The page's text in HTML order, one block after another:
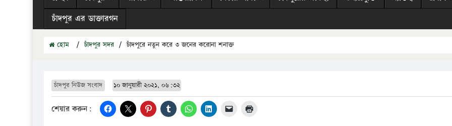
চাঁদপুর এর ডাক্তারগন
হোম / চাঁদপুর সদর / চাঁদপুরে নতুন করে ৩ জনের করোনা শনাক্ত
চাঁদপুর নিউজ সংবাদ ১০ জানুয়ারী ২০২১, ০৬:৩২
শেয়ার করুন: